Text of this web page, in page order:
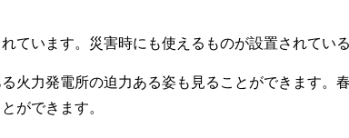
ています。災害時にも使えるものが設置されてい
火力発電所の迫力ある姿も見ることができます。
ができます。